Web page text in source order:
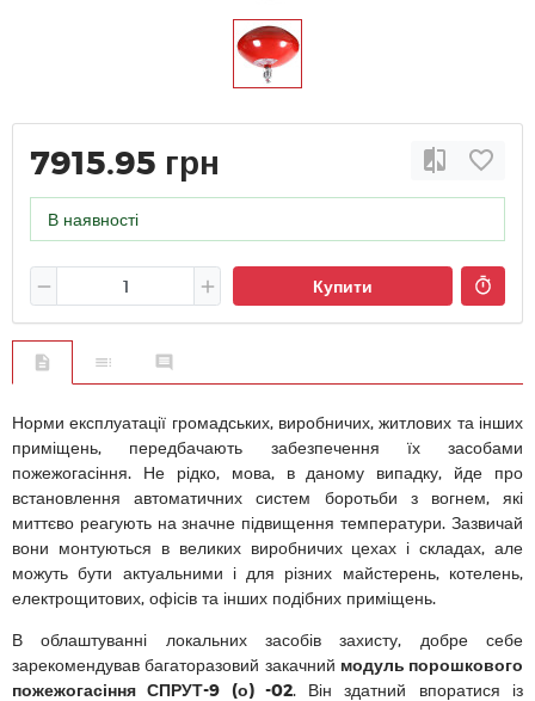
7915.95 грн
В наявності
Купити
Норми експлуатації громадських, виробничих, житлових та інших
приміщень, передбачають забезпечення їх засобами
пожежогасіння. Не рідко, мова, в даному випадку, йде про
встановлення автоматичних систем боротьби з вогнем, які
миттєво реагують на значне підвищення температури. Зазвичай
вони монтуються в великих виробничих цехах і складах, але
можуть бути актуальними і для різних майстерень, котелень,
електрощитових, офісів та інших подібних приміщень.
В облаштуванні локальних засобів захисту, добре себе
зарекомендував багаторазовий закачний модуль порошкового
пожежогасіння СПРУТ-9 (о) -02. Він здатний впоратися із